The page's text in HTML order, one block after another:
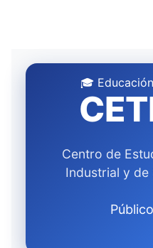
🎓
Centro de
Industrial y de